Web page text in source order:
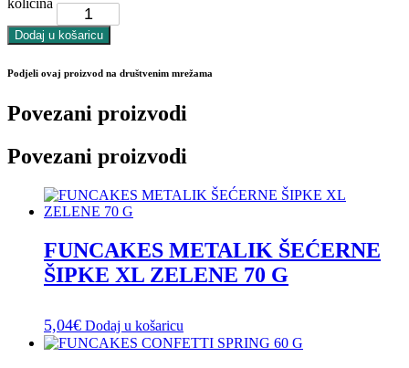
količina
Dodaj u košaricu
Podjeli ovaj proizvod na društvenim mrežama
Povezani proizvodi
Povezani proizvodi
FUNCAKES METALIK ŠEĆERNE
ŠIPKE XL ZELENE 70 G
5,04€ Dodaj u košaricu